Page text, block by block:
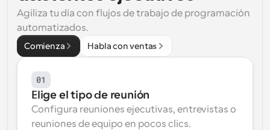
Programación potenciadda con llamadas
Flujos de trabajo
Automatiza la programación y los recordatorios
Blog
Mantente al día con las últimas noticias y
actualizaciones
Reuniones Instantáneas
Reúnete con clientes en minutos
Agiliza tu día con flujos de trabajo de programación
automatizados.
Comienza Habla con ventas
01
Elige el tipo de reunión
Configura reuniones ejecutivas, entrevistas o
reuniones de equipo en pocos clics.